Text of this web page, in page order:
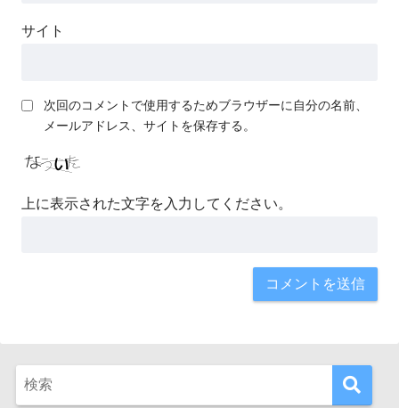
サイト
次回のコメントで使用するためブラウザーに自分の名前、
メールアドレス、サイトを保存する。
上に表示された文字を入力してください。